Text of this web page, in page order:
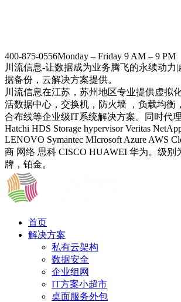
400-875-0556Monday – Friday 9 AM – 9 PM
川流信息-让数据成为业务腾飞的永续动力
据备份，云解决方案提供。
川流信息在江苏，苏州地区专业提供虚拟
活数据中心，交换机，防火墙 ，负载均衡
合布线等企业级IT系统解决方案。同时代
Hatchi HDS Storage hypervisor Veritas
LENOVO Symantec MIcrosoft Azure AWS
商 网络 思科 CISCO HUAWEI 华为。级别
牌，铂金。
首页
解决方案
私有云架构
数据安全
企业组网
IT方案小超市
桌面服务外包